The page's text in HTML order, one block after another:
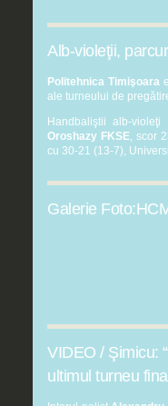
Alb-violeţii,
Politehnica Timişoara
ale turneului de
Handbaliştii alb-
Oroshazy FKSE, scor
cu 30-21 (13-7),
Galerie
VIDEO / Şimicu:
ultimul turneu